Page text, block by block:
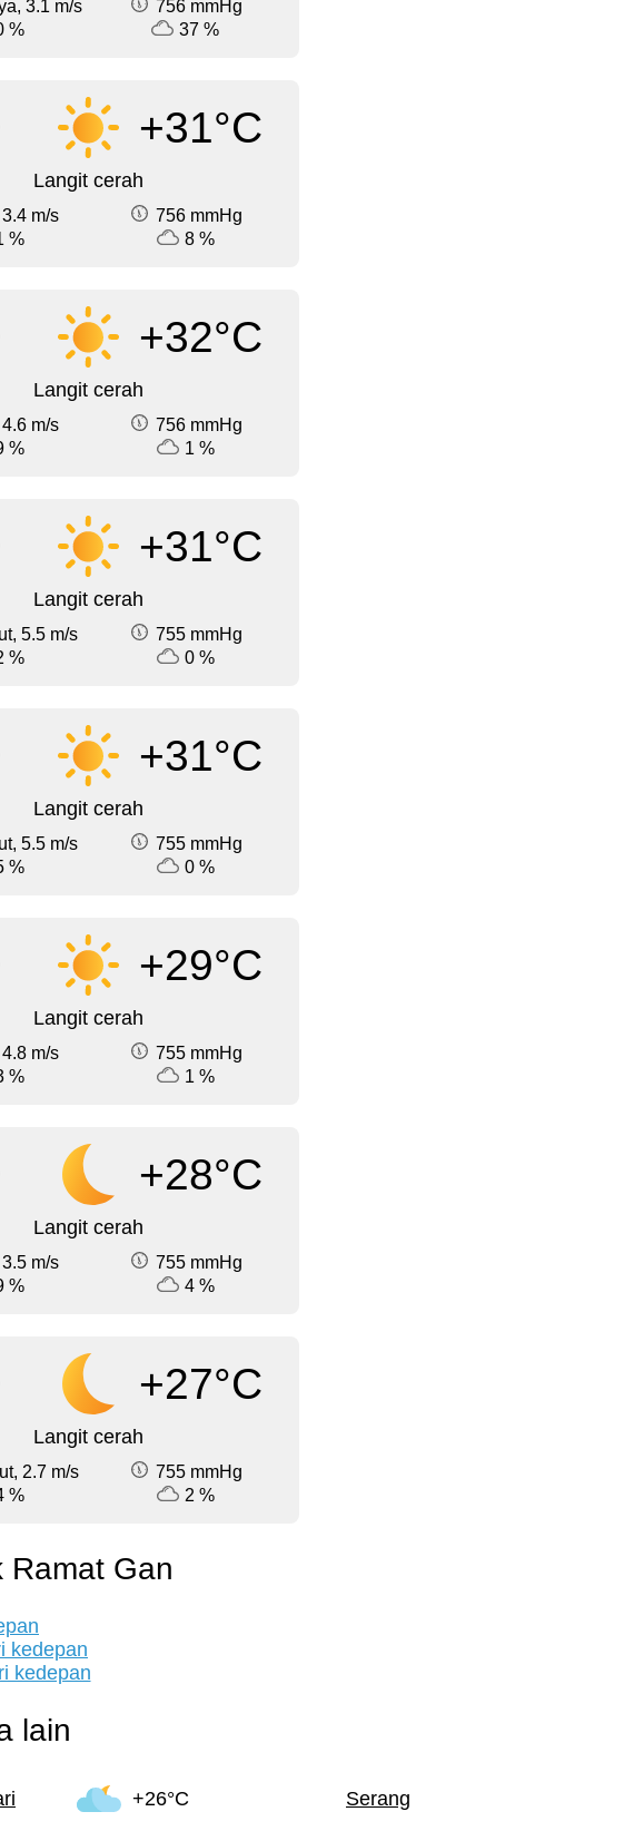
3.1 m/s
756 mmHg
%
37 %
+31°C
Langit cerah
m/s
756 mmHg
%
8 %
+32°C
Langit cerah
m/s
756 mmHg
%
1 %
+31°C
Langit cerah
5.5 m/s
755 mmHg
%
0 %
+31°C
Langit cerah
5.5 m/s
755 mmHg
%
0 %
+29°C
Langit cerah
m/s
755 mmHg
%
1 %
+28°C
Langit cerah
m/s
755 mmHg
%
4 %
+27°C
Langit cerah
2.7 m/s
755 mmHg
%
2 %
Ramat Gan
kedepan
kedepan
lain
+26°C Serang